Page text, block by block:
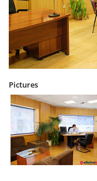
Pictures